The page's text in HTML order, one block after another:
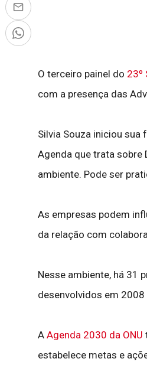
O terceiro painel do 23º
com a presença das
Silvia Souza iniciou sua
Agenda que trata sobre
ambiente. Pode ser
As empresas podem
da relação com
Nesse ambiente, há 31
desenvolvidos em
A Agenda 2030 da ONU
estabelece metas e